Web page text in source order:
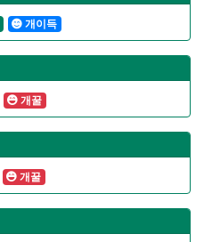
개이득
개꿀
개꿀